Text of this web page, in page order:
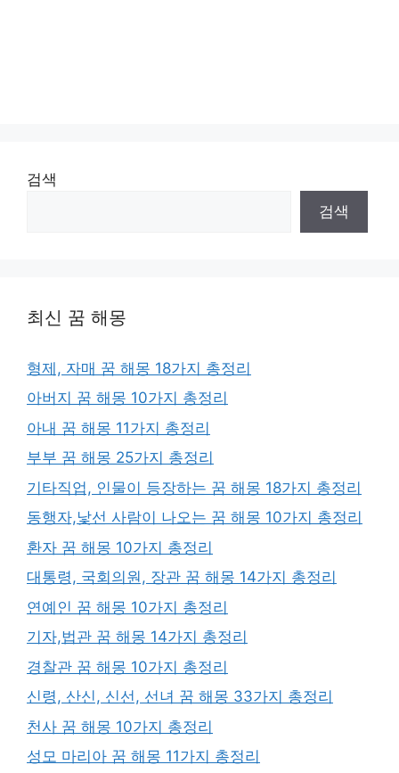
검색
검색
최신 꿈 해몽
형제, 자매 꿈 해몽 18가지 총정리
아버지 꿈 해몽 10가지 총정리
아내 꿈 해몽 11가지 총정리
부부 꿈 해몽 25가지 총정리
기타직업, 인물이 등장하는 꿈 해몽 18가지 총정리
동행자,낯선 사람이 나오는 꿈 해몽 10가지 총정리
환자 꿈 해몽 10가지 총정리
대통령, 국회의원, 장관 꿈 해몽 14가지 총정리
연예인 꿈 해몽 10가지 총정리
기자,법관 꿈 해몽 14가지 총정리
경찰관 꿈 해몽 10가지 총정리
신령, 산신, 신선, 선녀 꿈 해몽 33가지 총정리
천사 꿈 해몽 10가지 총정리
성모 마리아 꿈 해몽 11가지 총정리